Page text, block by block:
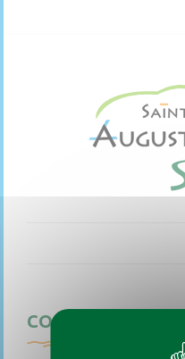
CONTACTEZ-NOUS